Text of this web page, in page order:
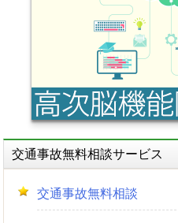
交通事故無料相談サービス
交通事故無料相談